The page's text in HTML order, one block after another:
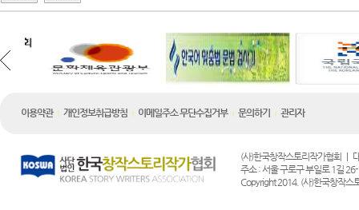
이용약관 개인정보취급방침 이메일주소 무단수집거부 문의하기 관리자
(사)한국창작스토리작가협회 |
주소 : 서울 구로구 부일로 1길
Copyright 2014. (사)한국창작스